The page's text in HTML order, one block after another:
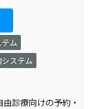
ム
ステム
診療向けの予約・